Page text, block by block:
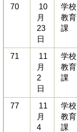
70
10
月
23
日
学校
教育
課
71
11
月
2
日
学校
教育
課
77
11
月
4
学校
教育
課